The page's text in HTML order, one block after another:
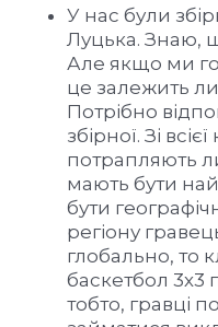
У нас були
Луцька. Знаю,
Але якщо ми
це залежить
Потрібно
збірної. Зі
потрапляють
мають бути
бути
регіону
глобально, то
баскетбол 3х3
тобто, гравці